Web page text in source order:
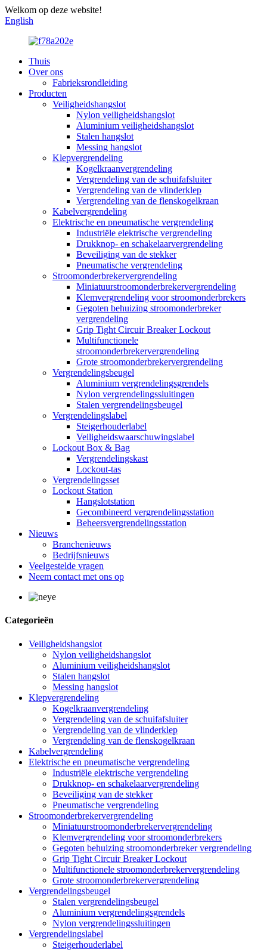
Welkom op deze website!
English
Thuis
Over ons
Fabrieksrondleiding
Producten
Veiligheidshangslot
Nylon veiligheidshangslot
Aluminium veiligheidshangslot
Stalen hangslot
Messing hangslot
Klepvergrendeling
Kogelkraanvergrendeling
Vergrendeling van de schuifafsluiter
Vergrendeling van de vlinderklep
Vergrendeling van de flenskogelkraan
Kabelvergrendeling
Elektrische en pneumatische vergrendeling
Industriële elektrische vergrendeling
Drukknop- en schakelaarvergrendeling
Beveiliging van de stekker
Pneumatische vergrendeling
Stroomonderbrekervergrendeling
Miniatuurstroomonderbrekervergrendeling
Klemvergrendeling voor stroomonderbrekers
Gegoten behuizing stroomonderbreker
vergrendeling
Grip Tight Circuir Breaker Lockout
Multifunctionele
stroomonderbrekervergrendeling
Grote stroomonderbrekervergrendeling
Vergrendelingsbeugel
Aluminium vergrendelingsgrendels
Nylon vergrendelingssluitingen
Stalen vergrendelingsbeugel
Vergrendelingslabel
Steigerhouderlabel
Veiligheidswaarschuwingslabel
Lockout Box & Bag
Vergrendelingskast
Lockout-tas
Vergrendelingsset
Lockout Station
Hangslotstation
Gecombineerd vergrendelingsstation
Beheersvergrendelingsstation
Nieuws
Branchenieuws
Bedrijfsnieuws
Veelgestelde vragen
Neem contact met ons op
Categorieën
Veiligheidshangslot
Nylon veiligheidshangslot
Aluminium veiligheidshangslot
Stalen hangslot
Messing hangslot
Klepvergrendeling
Kogelkraanvergrendeling
Vergrendeling van de schuifafsluiter
Vergrendeling van de vlinderklep
Vergrendeling van de flenskogelkraan
Kabelvergrendeling
Elektrische en pneumatische vergrendeling
Industriële elektrische vergrendeling
Drukknop- en schakelaarvergrendeling
Beveiliging van de stekker
Pneumatische vergrendeling
Stroomonderbrekervergrendeling
Miniatuurstroomonderbrekervergrendeling
Klemvergrendeling voor stroomonderbrekers
Gegoten behuizing stroomonderbreker vergrendeling
Grip Tight Circuir Breaker Lockout
Multifunctionele stroomonderbrekervergrendeling
Grote stroomonderbrekervergrendeling
Vergrendelingsbeugel
Stalen vergrendelingsbeugel
Aluminium vergrendelingsgrendels
Nylon vergrendelingssluitingen
Vergrendelingslabel
Steigerhouderlabel